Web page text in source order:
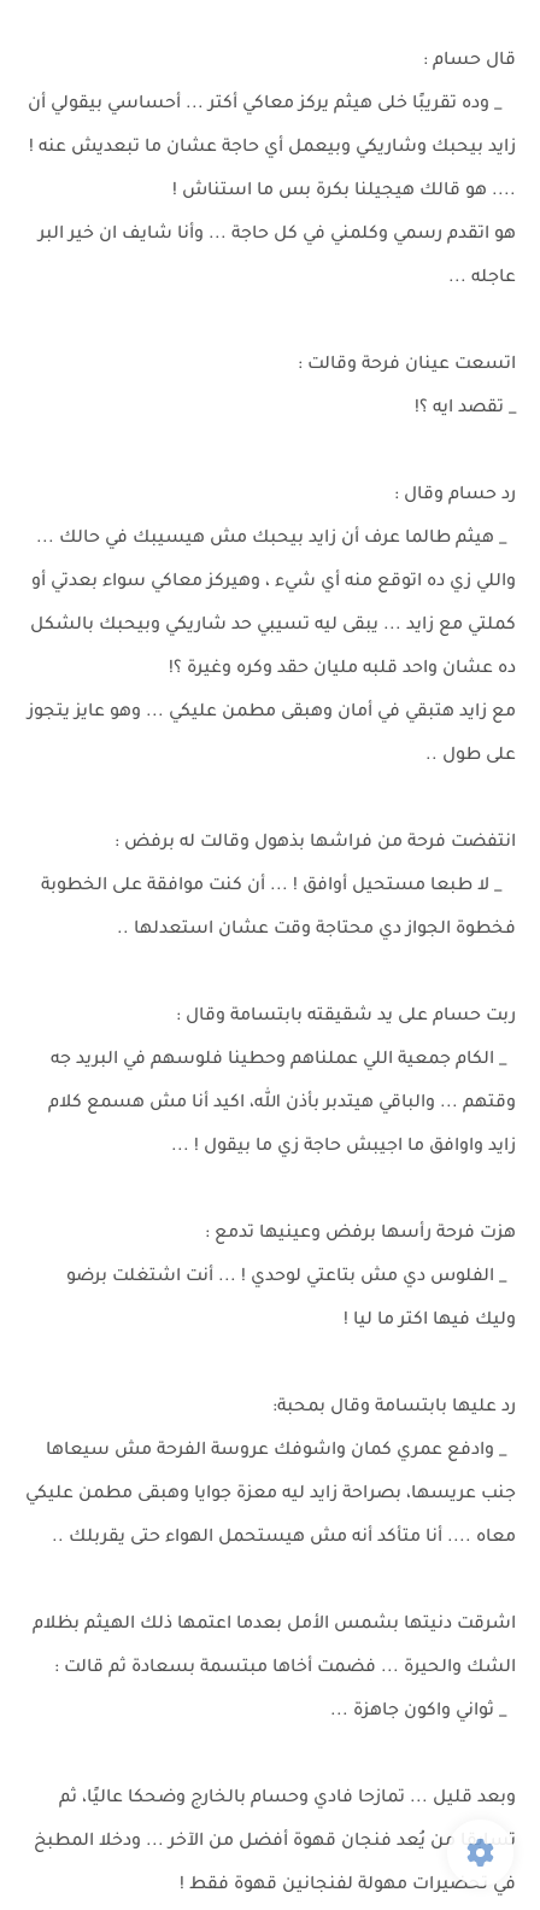
قال حسام :
_ وده تقريبًا خلى هيثم يركز معاكي أكتر ... أحساسي بيقولي أن
زايد بيحبك وشاريكي وبيعمل أي حاجة عشان ما تبعديش عنه !
.... هو قالك هيجيلنا بكرة بس ما استناش !
هو اتقدم رسمي وكلمني في كل حاجة ... وأنا شايف ان خير البر
عاجله ...
اتسعت عينان فرحة وقالت :
_ تقصد ايه ؟!
رد حسام وقال :
_ هيثم طالما عرف أن زايد بيحبك مش هيسيبك في حالك ...
واللي زي ده اتوقع منه أي شيء ، وهيركز معاكي سواء بعدتي أو
كملتي مع زايد ... يبقى ليه تسيبي حد شاريكي وبيحبك بالشكل
ده عشان واحد قلبه مليان حقد وكره وغيرة ؟!
مع زايد هتبقي في أمان وهبقى مطمن عليكي ... وهو عايز يتجوز
على طول ..
انتفضت فرحة من فراشها بذهول وقالت له برفض :
_ لا طبعا مستحيل أوافق ! ... أن كنت موافقة على الخطوبة
فخطوة الجواز دي محتاجة وقت عشان استعدلها ..
ربت حسام على يد شقيقته بابتسامة وقال :
_ الكام جمعية اللي عملناهم وحطينا فلوسهم في البريد جه
وقتهم ... والباقي هيتدبر بأذن الله، اكيد أنا مش هسمع كلام
زايد واوافق ما اجيبش حاجة زي ما بيقول ! ...
هزت فرحة رأسها برفض وعينيها تدمع :
_ الفلوس دي مش بتاعتي لوحدي ! ... أنت اشتغلت برضو
وليك فيها اكتر ما ليا !
رد عليها بابتسامة وقال بمحبة:
_ وادفع عمري كمان واشوفك عروسة الفرحة مش سيعاها
جنب عريسها، بصراحة زايد ليه معزة جوايا وهبقى مطمن عليكي
معاه .... أنا متأكد أنه مش هيستحمل الهواء حتى يقربلك ..
اشرقت دنيتها بشمس الأمل بعدما اعتمها ذلك الهيثم بظلام
الشك والحيرة ... فضمت أخاها مبتسمة بسعادة ثم قالت :
_ ثواني واكون جاهزة ...
وبعد قليل ... تمازحا فادي وحسام بالخارج وضحكا عاليًا، ثم
تسابقا من يُعد فنجان قهوة أفضل من الآخر ... ودخلا المطبخ
في تحضيرات مهولة لفنجانين قهوة فقط !